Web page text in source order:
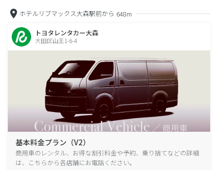
ホテルリブマックス大森駅前から 648m
トヨタレンタカー大森
大田区山王1-6-4
基本料金プラン（V2）
商用車のレンタル、お得な割引料金や予約、乗り捨てなどの詳細
は、こちらから各店舗にお電話ください。